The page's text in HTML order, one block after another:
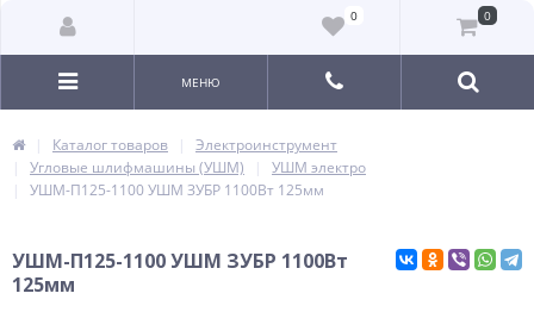
0 0
МЕНЮ
Каталог товаров
Электроинструмент
Угловые шлифмашины (УШМ)
УШМ электро
УШМ-П125-1100 УШМ ЗУБР 1100Вт 125мм
УШМ-П125-1100 УШМ ЗУБР 1100Вт
125мм